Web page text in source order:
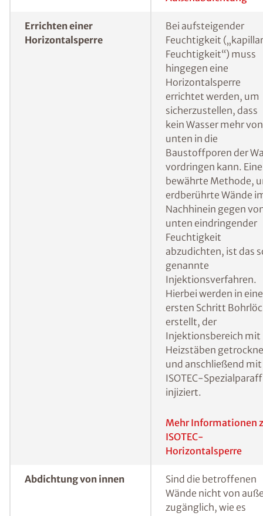
Möglichkeiten, um einen feuchten Keller oder
Wohnraum nachträglich abzudichten und ein
weiteres Eindringen von Feuchtigkeit zu
Bei von der Seite
eindringender
Feuchtigkeit
eine nachträglich
errichtete
dass das Wasser
weiterhin von außen
die Wand gelangt.
Mehr Informationen
ISOTEC-
Außenabdichtung
Bei aufsteigender
Feuchtigkeit
Feuchtigkeit“) muss
hingegen eine
Horizontalsperre
errichtet werden, um
sicherzustellen, dass
kein Wasser mehr von
Baustoffporen der
vordringen kann. Eine
bewährte Methode,
Nachhinein gegen
unten eindringender
Feuchtigkeit